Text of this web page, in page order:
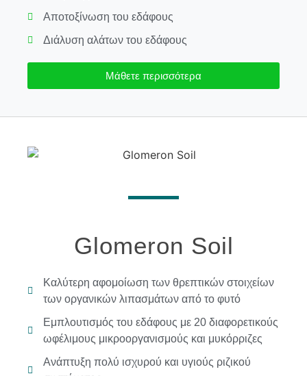
Αποτοξίνωση του εδάφους
Διάλυση αλάτων του εδάφους
Μάθετε περισσότερα
Glomeron Soil
Καλύτερη αφομοίωση των θρεπτικών στοιχείων
των οργανικών λιπασμάτων από το φυτό
Εμπλουτισμός του εδάφους με 20 διαφορετικούς
ωφέλιμους μικροοργανισμούς και μυκόρριζες
Ανάπτυξη πολύ ισχυρού και υγιούς ριζικού